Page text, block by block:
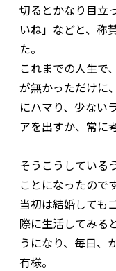
切るとかなり目立
いね」などと、称
た。
これまでの人生で
が無かっただけに
にハマり、少ない
アを出すか、常に
そうこうしている
ことになったのです
当初は結婚しても
際に生活してみる
うになり、毎日、
有様。